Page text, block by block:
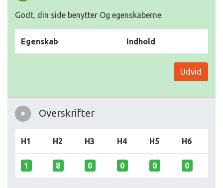
Godt, din side benytter Og egenskaberne
Egenskab Indhold
Udvid
Overskrifter
H1 H2 H3 H4 H5 H6
1 8 0 0 0 0